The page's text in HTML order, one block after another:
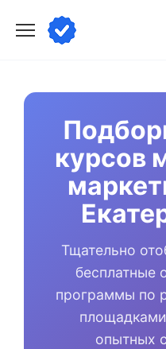
содержанию
курсов
Тщательно
бесплатные
программы по
опытных